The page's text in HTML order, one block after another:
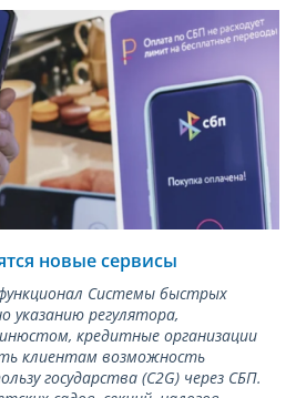
новые сервисы
Системы быстрых
указанию регулятора,
кредитные организации
клиентам возможность
государства (С2G) через СБП.